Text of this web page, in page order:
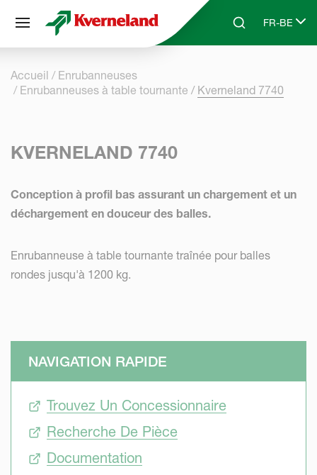
Skip to main content
SearchFR-BE
Select
Accueil
Enrubanneuses
Enrubanneuses à table tournante
Kverneland 7740
KVERNELAND 7740
Conception à profil bas assurant un chargement et un
déchargement en douceur des balles.
Enrubanneuse à table tournante traînée pour balles
rondes jusqu'à 1200 kg.
NAVIGATION RAPIDE
Trouvez Un Concessionnaire
Recherche De Pièce
Documentation
Panneau de gestion des cookies